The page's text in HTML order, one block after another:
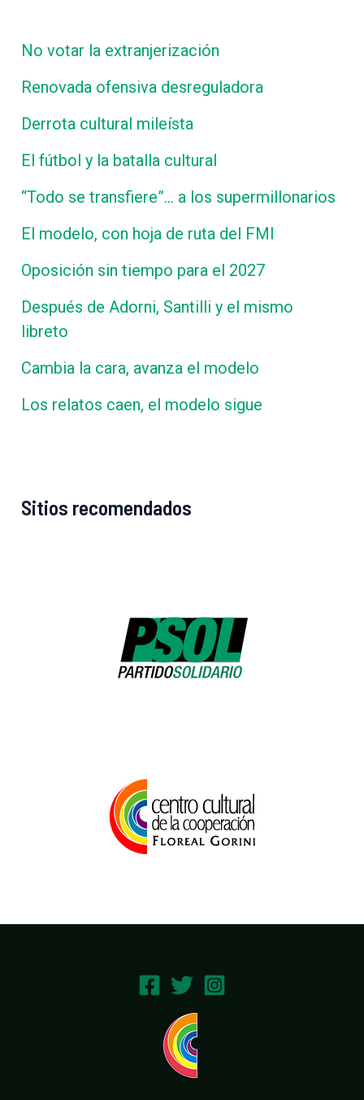
No votar la extranjerización
Renovada ofensiva desreguladora
Derrota cultural mileísta
El fútbol y la batalla cultural
“Todo se transfiere”… a los supermillonarios
El modelo, con hoja de ruta del FMI
Oposición sin tiempo para el 2027
Después de Adorni, Santilli y el mismo
libreto
Cambia la cara, avanza el modelo
Los relatos caen, el modelo sigue
Sitios recomendados